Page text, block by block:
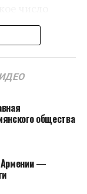
в
Но в
не
с
в
человека.
общества
Армении —